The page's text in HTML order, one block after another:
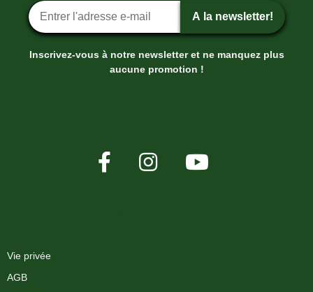
Inscription ? la newsletter
A la newsletter!
Inscrivez-vous à notre newsletter et ne manquez plus
aucune promotion !
Vie privée
AGB